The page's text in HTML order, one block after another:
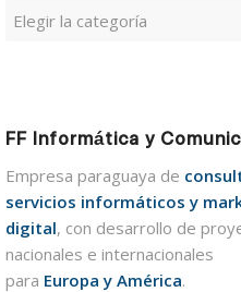
CATEGORIAS
FF Informática y
Empresa paraguaya de
servicios informáticos y
digital, con desarrollo de
nacionales e internacionales
para Europa y América.